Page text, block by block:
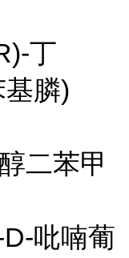
丁
膦)
二苯甲
吡喃葡